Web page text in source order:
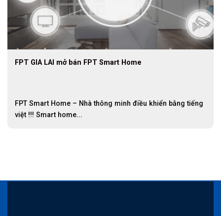
FPT GIA LAI mở bán FPT Smart Home
FPT Smart Home – Nhà thông minh điều khiển bằng tiếng
việt !!! Smart home...